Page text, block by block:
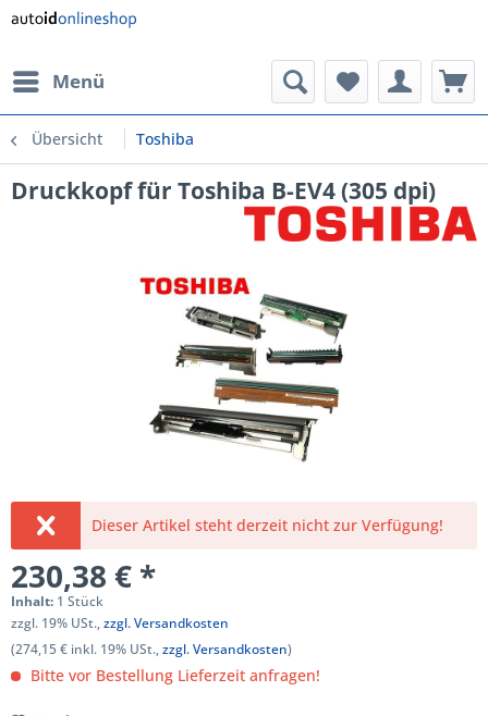
Menü
Übersicht Toshiba
Druckkopf für Toshiba B-EV4 (305 dpi)
Dieser Artikel steht derzeit nicht zur Verfügung!
230,38 € *
Inhalt: 1 Stück
zzgl. 19% USt.,zzgl. Versandkosten
(274,15 € inkl. 19% USt.,zzgl. Versandkosten)
Bitte vor Bestellung Lieferzeit anfragen!